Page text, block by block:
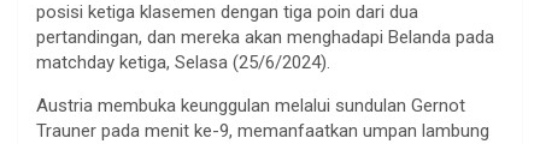
posisi ketiga klasemen dengan tiga poin dari dua
pertandingan, dan mereka akan menghadapi Belanda pada
matchday ketiga, Selasa (25/6/2024).
Austria membuka keunggulan melalui sundulan Gernot
Trauner pada menit ke-9, memanfaatkan umpan lambung